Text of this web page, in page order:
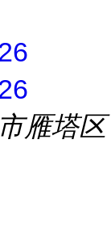
雁塔区